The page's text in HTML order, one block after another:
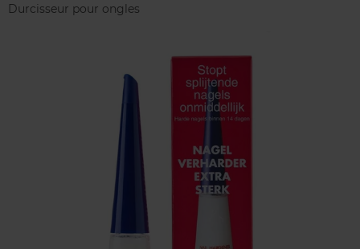
Durcisseur pour ongles